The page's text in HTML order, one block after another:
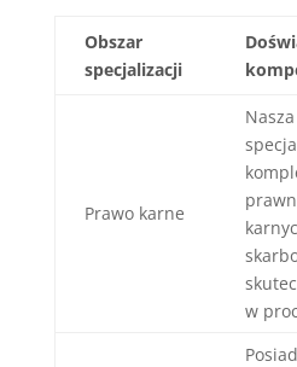
Obszar
specjalizacji
Prawo karne
w